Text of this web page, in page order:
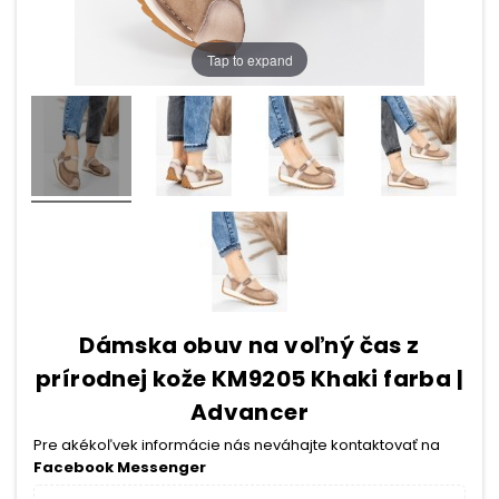
Tap to expand
Dámska obuv na voľný čas z
prírodnej kože KM9205 Khaki farba |
Advancer
Pre akékoľvek informácie nás neváhajte kontaktovať na
Facebook Messenger